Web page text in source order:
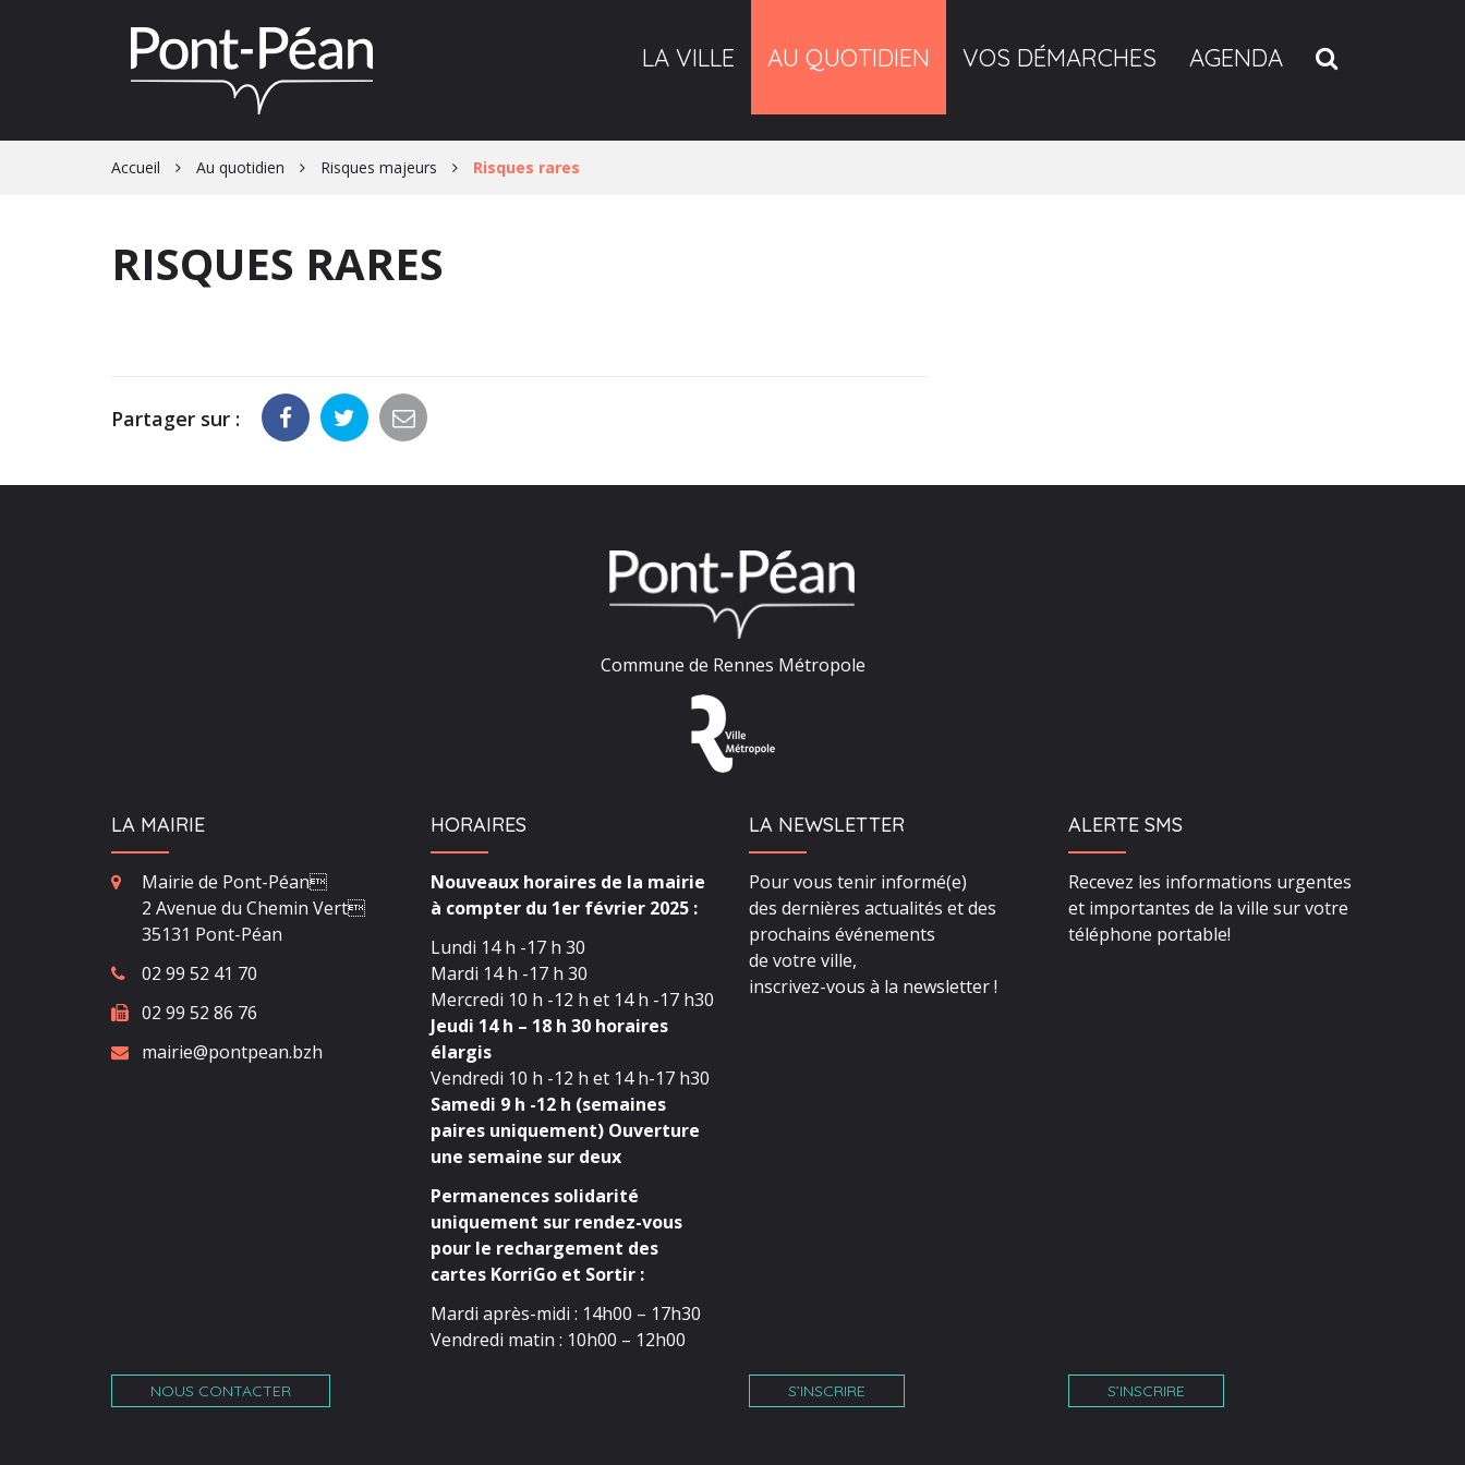
LA VILLE AU QUOTIDIEN VOS DÉMARCHES AGENDA
Accueil Au quotidien Risques majeurs Risques rares
RISQUES RARES
Partager sur :
Commune de Rennes Métropole
LA MAIRIE
Mairie de Pont-Péan
2 Avenue du Chemin Vert
35131 Pont-Péan
02 99 52 41 70
02 99 52 86 76
mairie@pontpean.bzh
NOUS CONTACTER
HORAIRES
Nouveaux horaires de la mairie
à compter du 1er février 2025 :
Lundi 14 h -17 h 30
Mardi 14 h -17 h 30
Mercredi 10 h -12 h et 14 h -17 h30
Jeudi 14 h – 18 h 30 horaires
élargis
Vendredi 10 h -12 h et 14 h-17 h30
Samedi 9 h -12 h (semaines
paires uniquement) Ouverture
une semaine sur deux
Permanences solidarité
uniquement sur rendez-vous
pour le rechargement des
cartes KorriGo et Sortir :
Mardi après-midi : 14h00 – 17h30
Vendredi matin : 10h00 – 12h00
LA NEWSLETTER
Pour vous tenir informé(e)
des dernières actualités et des
prochains événements
de votre ville,
inscrivez-vous à la newsletter !
S’INSCRIRE
ALERTE SMS
Recevez les informations urgentes
et importantes de la ville sur votre
téléphone portable!
S’INSCRIRE